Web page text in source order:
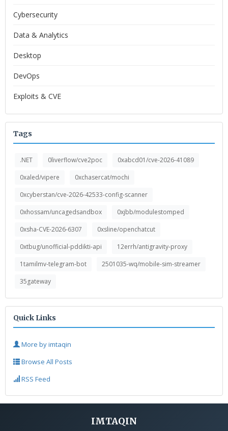
Cybersecurity
Data & Analytics
Desktop
DevOps
Exploits & CVE
Tags
.NET 0liverflow/cve2poc
0xabcd01/cve-2026-41089
0xaled/vipere
0xchasercat/mochi
0xcyberstan/cve-2026-42533-config-scanner
0xhossam/uncagedsandbox
0xjbb/modulestomped
0xsha-CVE-2026-6307
0xsline/openchatcut
0xtbug/unofficial-pddikti-api
12errh/antigravity-proxy
1tamilmv-telegram-bot
2501035-wq/mobile-sim-streamer
35gateway
Quick Links
More by imtaqin
Browse All Posts
RSS Feed
IMTAQIN